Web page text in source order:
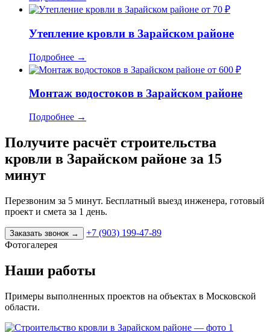
от 70 ₽
Утепление кровли в Зарайском районе
Подробнее →
от 600 ₽
Монтаж водостоков в Зарайском районе
Подробнее →
Получите расчёт строительства
кровли в Зарайском районе за 15
минут
Перезвоним за 5 минут. Бесплатный выезд инженера, готовый
проект и смета за 1 день.
Заказать звонок →
+7 (903) 199-47-89
Фотогалерея
Наши работы
Примеры выполненных проектов на объектах в Московской
области.